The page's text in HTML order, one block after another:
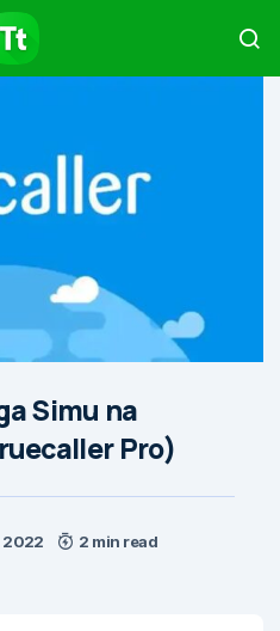
Simu na
Pro)
2022 2 min read
Articles